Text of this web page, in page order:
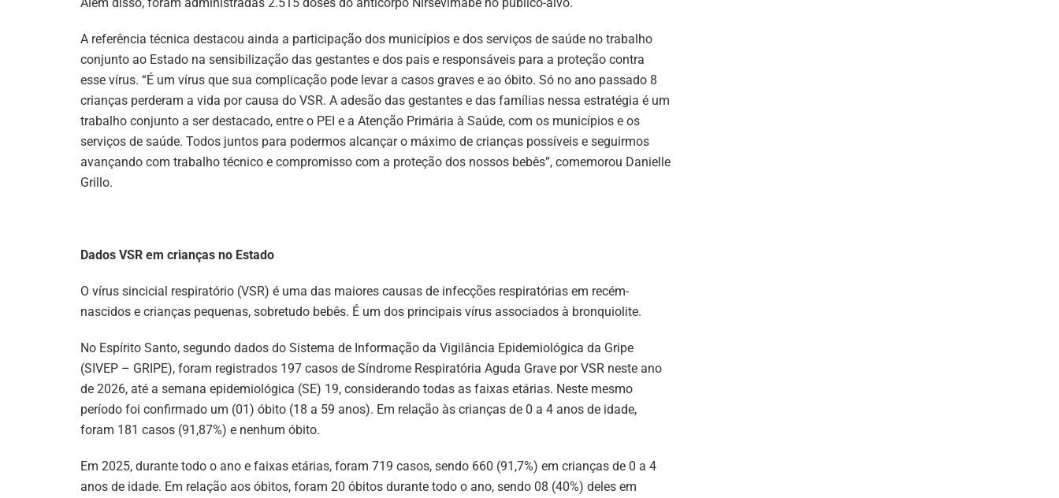
A referência técnica destacou ainda a participação dos municípios e dos serviços de saúde no trabalho
conjunto ao Estado na sensibilização das gestantes e dos pais e responsáveis para a proteção contra
esse vírus. “É um vírus que sua complicação pode levar a casos graves e ao óbito. Só no ano passado 8
crianças perderam a vida por causa do VSR. A adesão das gestantes e das famílias nessa estratégia é um
trabalho conjunto a ser destacado, entre o PEI e a Atenção Primária à Saúde, com os municípios e os
serviços de saúde. Todos juntos para podermos alcançar o máximo de crianças possíveis e seguirmos
avançando com trabalho técnico e compromisso com a proteção dos nossos bebês”, comemorou Danielle
Grillo.
Dados VSR em crianças no Estado
O vírus sincicial respiratório (VSR) é uma das maiores causas de infecções respiratórias em recém-
nascidos e crianças pequenas, sobretudo bebês. É um dos principais vírus associados à bronquiolite.
No Espírito Santo, segundo dados do Sistema de Informação da Vigilância Epidemiológica da Gripe
(SIVEP – GRIPE), foram registrados 197 casos de Síndrome Respiratória Aguda Grave por VSR neste ano
de 2026, até a semana epidemiológica (SE) 19, considerando todas as faixas etárias. Neste mesmo
período foi confirmado um (01) óbito (18 a 59 anos). Em relação às crianças de 0 a 4 anos de idade,
foram 181 casos (91,87%) e nenhum óbito.
Em 2025, durante todo o ano e faixas etárias, foram 719 casos, sendo 660 (91,7%) em crianças de 0 a 4
anos de idade. Em relação aos óbitos, foram 20 óbitos durante todo o ano, sendo 08 (40%) deles em